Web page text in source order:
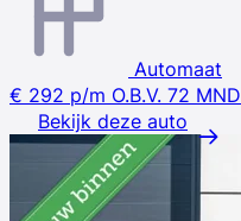
Automaat
€ 292 p/m O.B.V. 72 MND
Bekijk deze auto